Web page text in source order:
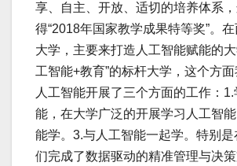
享、自主、开放、适切的培养体系
得“2018年国家教学成果特等奖”。
大学，主要来打造人工智能赋能的大
工智能+教育”的标杆大学，这个方
人工智能开展了三个方面的工作：
能，在大学广泛的开展学习人工智
能学。3.与人工智能一起学。特别
们完成了数据驱动的精准管理与决